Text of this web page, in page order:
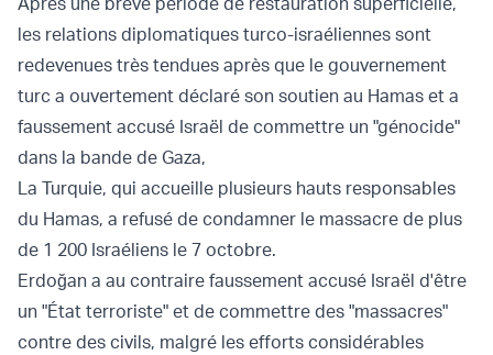
les relations diplomatiques turco-israéliennes sont
redevenues très tendues après que le gouvernement
turc a ouvertement déclaré son soutien au Hamas et a
faussement accusé Israël de commettre un "génocide"
dans la bande de Gaza,
La Turquie, qui accueille plusieurs hauts responsables
du Hamas, a refusé de condamner le massacre de plus
de 1 200 Israéliens le 7 octobre.
Erdoğan a au contraire faussement accusé Israël d'être
un "État terroriste" et de commettre des "massacres"
contre des civils, malgré les efforts considérables